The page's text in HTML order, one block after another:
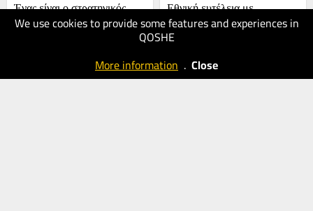
We use cookies to provide some features and experiences in
QOSHE
More information . Close
Ένας είναι ο στρατηγικός
στόχος... το μυαλό
Εθνική ευτέλεια με
trademark
19.05.2025
Η Αυγή